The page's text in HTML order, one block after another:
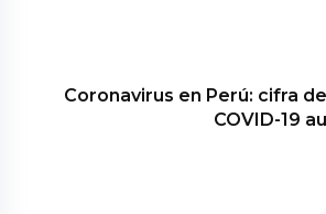
Coronavirus en Perú: cifra
COVID-19